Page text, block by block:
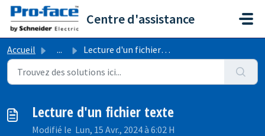
Passer au contenu principal
Centre d'assistance
Accueil ... Lecture d'un fichier texte
Lecture d'un fichier texte
Modifié le Lun, 15 Avr., 2024 à 6:02 H